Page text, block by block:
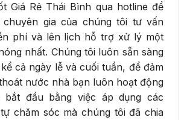
Giá Rẻ Thái Bình qua hotline để
gia của chúng tôi tư vấn
phí và lên lịch hỗ trợ xử lý một
nhất. Chúng tôi luôn sẵn sàng
cả ngày lễ và cuối tuần, để đảm
nước nhà bạn luôn hoạt động
đầu bằng việc áp dụng các
chăm sóc mà chúng tôi đã chia